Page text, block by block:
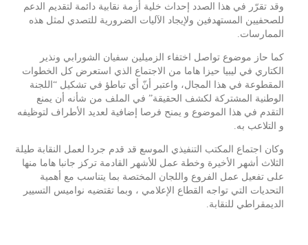
وقد تقرّر في هذا الصدد إحداث خلية أزمة نقابية دائمة لتقديم الدعم
للصحفيين المستهدفين ولإيجاد الآليات الضرورية للتصدي لمثل هذه
الممارسات.
كما حاز موضوع تواصل اختفاء الزميلين سفيان الشورابي ونذير
الكتاري في ليبيا حيزا هاما من الاجتماع الذي استعرض كل الخطوات
المقطوعة في هذا المجال، واعتبر أنّ أي تباطؤ في تشكيل “اللجنة
الوطنية المشتركة لكشف الحقيقة” في الملف من شأنه أن يمنع
التقدم في هذا الموضوع و يمنح فرصا إضافية لعديد الأطراف لتوظيفه
و التلاعب به.
وكان اجتماع المكتب التنفيذي الموسع قد قدم جردا لعمل النقابة طيلة
الثلاث أشهر الأخيرة وخطة عمل للأشهر القادمة تركز جانبا هاما منها
على تفعيل عمل الفروع واللجان المختصة بما يتناسب مع أهمية
التحديات التي تواجه القطاع الإعلامي ، وبما تقتضيه نواميس التسيير
الديمقراطي للنقابة.